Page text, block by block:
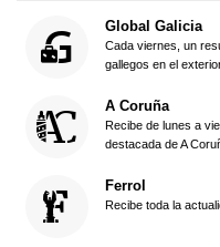
Global Galicia
Cada viernes, un
gallegos en el
A Coruña
Recibe de lunes a
destacada de A
Ferrol
Recibe toda la